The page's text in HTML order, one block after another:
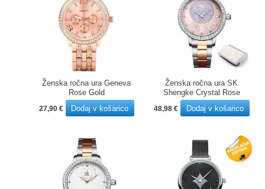
Ženska ročna ura Geneva
Rose Gold
27,90 € Dodaj v košarico
Ženska ročna ura SK
Shengke Crystal Rose
48,98 € Dodaj v košarico